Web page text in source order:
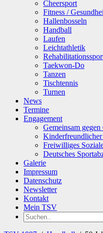
Cheersport
Fitness /
Hallenbosseln
Handball
Laufen
Leichtathletik
Taekwon-Do
Tanzen
Tischtennis
Turnen
News
Termine
Engagement
Gemeinsam
Freiwilliges
Deutsches
Galerie
Impressum
Datenschutz
Newsletter
Kontakt
Mein TSV